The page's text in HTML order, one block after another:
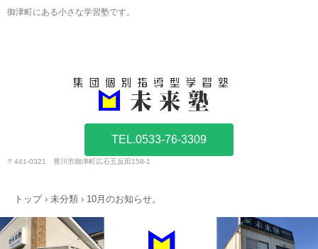
御津町にある小さな学習塾です。
TEL.0533-76-3309
〒441-0321 豊川市御津町広石五反田158-1
トップ › 未分類 › 10月のお知らせ。